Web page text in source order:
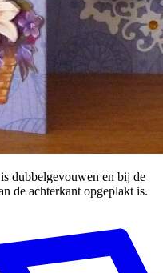
dubbelgevouwen en bij de
de achterkant opgeplakt is.